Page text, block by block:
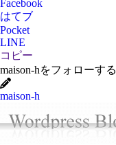
Facebook
はてブ
Pocket
LINE
コピー
maison-hをフォローする
maison-h